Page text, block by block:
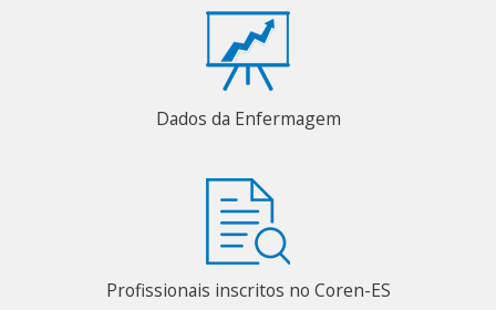
Dados da Enfermagem
Profissionais inscritos no Coren-ES